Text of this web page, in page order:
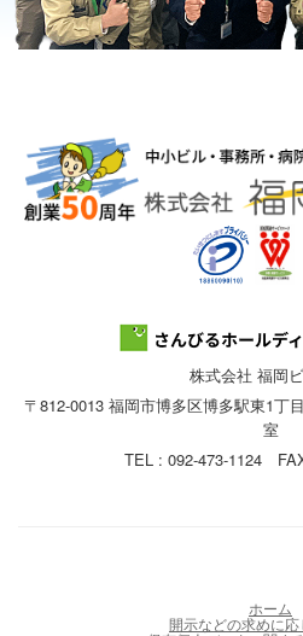
株式会社 福岡
〒812-0013 福岡市博多区博多駅東1丁
室
TEL : 092-473-1124
ホーム
開示などの求めに応